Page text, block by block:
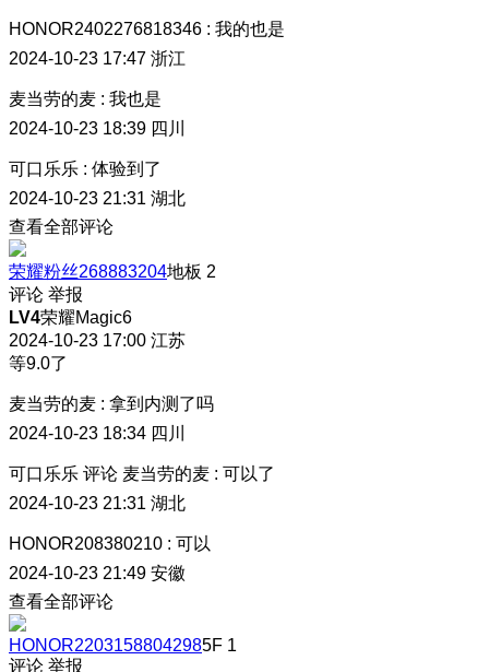
HONOR2402276818346 : 我的也是
2024-10-23 17:47 浙江
麦当劳的麦 : 我也是
2024-10-23 18:39 四川
可口乐乐 : 体验到了
2024-10-23 21:31 湖北
查看全部评论
荣耀粉丝268883204地板 2
评论 举报
LV4荣耀Magic6
2024-10-23 17:00 江苏
等9.0了
麦当劳的麦 : 拿到内测了吗
2024-10-23 18:34 四川
可口乐乐 评论 麦当劳的麦 : 可以了
2024-10-23 21:31 湖北
HONOR208380210 : 可以
2024-10-23 21:49 安徽
查看全部评论
HONOR22031588042985F 1
评论 举报